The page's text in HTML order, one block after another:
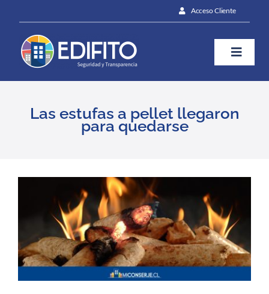
content
Acceso Cliente
Toggle
Blog
Contáctanos
Las estufas a pellet llegaron
para quedarse